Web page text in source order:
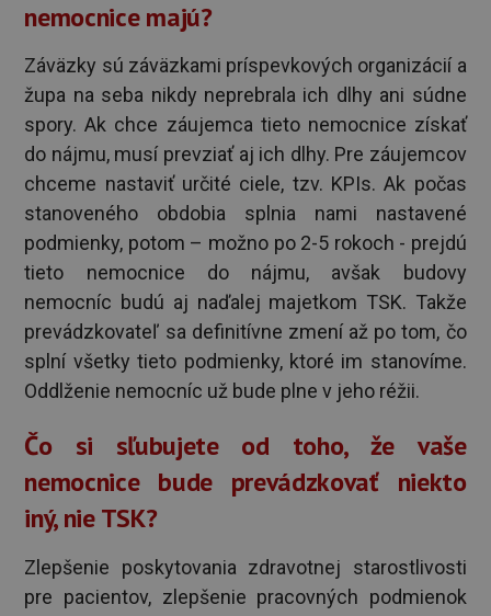
nemocnice majú?
Záväzky sú záväzkami príspevkových organizácií a
župa na seba nikdy neprebrala ich dlhy ani súdne
spory. Ak chce záujemca tieto nemocnice získať
do nájmu, musí prevziať aj ich dlhy. Pre záujemcov
chceme nastaviť určité ciele, tzv. KPIs. Ak počas
stanoveného obdobia splnia nami nastavené
podmienky, potom – možno po 2-5 rokoch - prejdú
tieto nemocnice do nájmu, avšak budovy
nemocníc budú aj naďalej majetkom TSK. Takže
prevádzkovateľ sa definitívne zmení až po tom, čo
splní všetky tieto podmienky, ktoré im stanovíme.
Oddlženie nemocníc už bude plne v jeho réžii.
Čo si sľubujete od toho, že vaše
nemocnice bude prevádzkovať niekto
iný, nie TSK?
Zlepšenie poskytovania zdravotnej starostlivosti
pre pacientov, zlepšenie pracovných podmienok